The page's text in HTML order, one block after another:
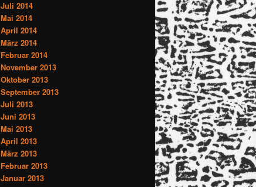
Juli 2014
Mai 2014
April 2014
März 2014
Februar 2014
November 2013
Oktober 2013
September 2013
Juli 2013
Juni 2013
Mai 2013
April 2013
März 2013
Februar 2013
Januar 2013